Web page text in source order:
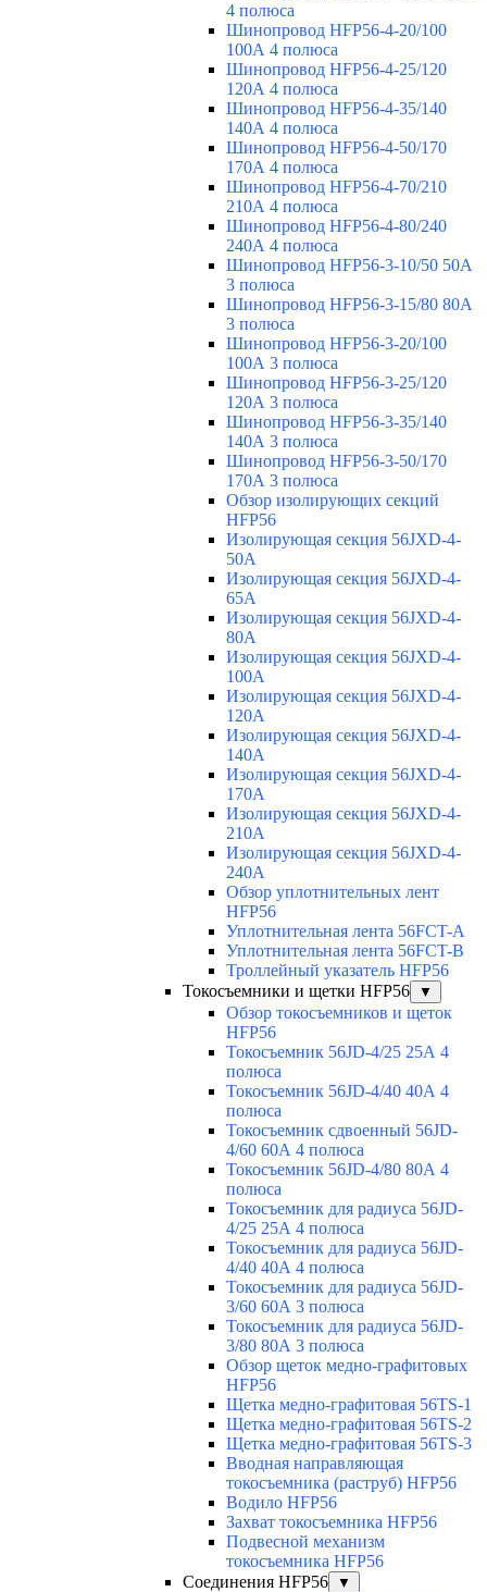
4 полюса
Шинопровод HFP56-4-20/100
100А 4 полюса
Шинопровод HFP56-4-25/120
120А 4 полюса
Шинопровод HFP56-4-35/140
140А 4 полюса
Шинопровод HFP56-4-50/170
170А 4 полюса
Шинопровод HFP56-4-70/210
210А 4 полюса
Шинопровод HFP56-4-80/240
240А 4 полюса
Шинопровод HFP56-3-10/50 50А
3 полюса
Шинопровод HFP56-3-15/80 80А
3 полюса
Шинопровод HFP56-3-20/100
100А 3 полюса
Шинопровод HFP56-3-25/120
120А 3 полюса
Шинопровод HFP56-3-35/140
140А 3 полюса
Шинопровод HFP56-3-50/170
170А 3 полюса
Обзор изолирующих секций
HFP56
Изолирующая секция 56JXD-4-
50A
Изолирующая секция 56JXD-4-
65A
Изолирующая секция 56JXD-4-
80A
Изолирующая секция 56JXD-4-
100A
Изолирующая секция 56JXD-4-
120A
Изолирующая секция 56JXD-4-
140A
Изолирующая секция 56JXD-4-
170A
Изолирующая секция 56JXD-4-
210A
Изолирующая секция 56JXD-4-
240A
Обзор уплотнительных лент
HFP56
Уплотнительная лента 56FCT-A
Уплотнительная лента 56FCT-B
Троллейный указатель HFP56
Токосъемники и щетки HFP56
▼
Обзор токосъемников и щеток
HFP56
Токосъемник 56JD-4/25 25А 4
полюса
Токосъемник 56JD-4/40 40А 4
полюса
Токосъемник сдвоенный 56JD-
4/60 60А 4 полюса
Токосъемник 56JD-4/80 80А 4
полюса
Токосъемник для радиуса 56JD-
4/25 25А 4 полюса
Токосъемник для радиуса 56JD-
4/40 40А 4 полюса
Токосъемник для радиуса 56JD-
3/60 60А 3 полюса
Токосъемник для радиуса 56JD-
3/80 80А 3 полюса
Обзор щеток медно-графитовых
HFP56
Щетка медно-графитовая 56TS-1
Щетка медно-графитовая 56TS-2
Щетка медно-графитовая 56TS-3
Вводная направляющая
токосъемника (раструб) HFP56
Водило HFP56
Захват токосъемника HFP56
Подвесной механизм
токосъемника HFP56
Соединения HFP56
▼